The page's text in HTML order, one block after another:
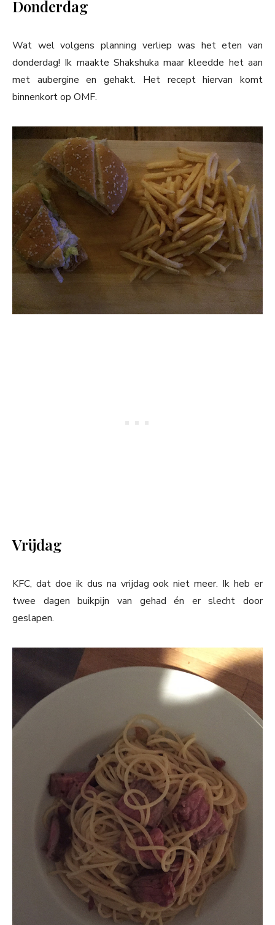
Donderdag
Wat wel volgens planning verliep was het eten van
donderdag! Ik maakte Shakshuka maar kleedde het aan
met aubergine en gehakt. Het recept hiervan komt
binnenkort op OMF.
Vrijdag
KFC, dat doe ik dus na vrijdag ook niet meer. Ik heb er
twee dagen buikpijn van gehad én er slecht door
geslapen.